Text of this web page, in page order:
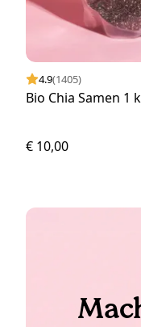
4.9(1405)
Bio Chia Samen 1
€ 10,00